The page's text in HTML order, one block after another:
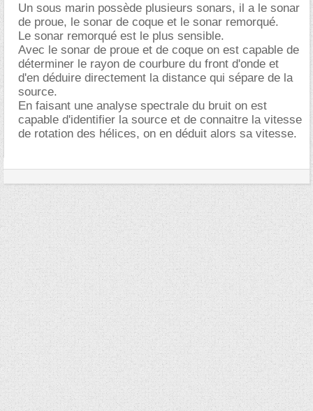
Un sous marin possède plusieurs sonars, il a le sonar
de proue, le sonar de coque et le sonar remorqué.
Le sonar remorqué est le plus sensible.
Avec le sonar de proue et de coque on est capable de
déterminer le rayon de courbure du front d'onde et
d'en déduire directement la distance qui sépare de la
source.
En faisant une analyse spectrale du bruit on est
capable d'identifier la source et de connaitre la vitesse
de rotation des hélices, on en déduit alors sa vitesse.